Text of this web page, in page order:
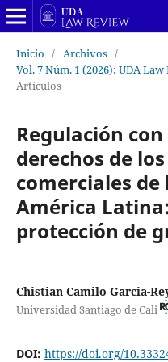
Inicio / Archivos /
Vol. 7 Núm. 1 (2026): UDA
Artículos
Regulación
derechos de
comerciales de
América
protección de
Chistian Camilo Garcia-
Universidad Santiago de Cali
DOI: https://doi.org/